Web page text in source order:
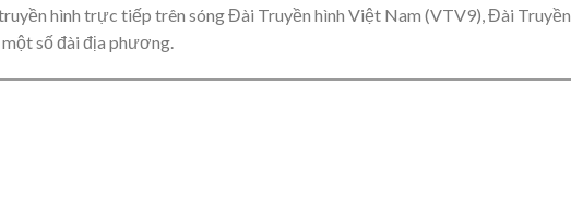
hình trực tiếp trên sóng Đài Truyền hình Việt Nam (VTV9), Đài Truyền
số đài địa phương.